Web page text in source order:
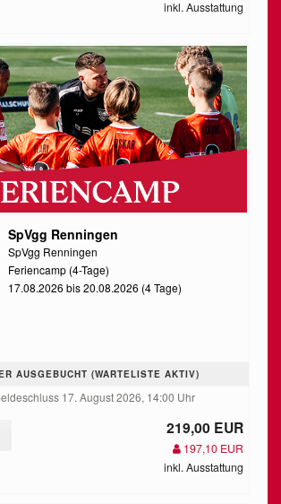
inkl. Ausstattung
SpVgg Renningen
SpVgg Renningen
Feriencamp (4-Tage)
17.08.2026 bis 20.08.2026 (4 Tage)
AUSGEBUCHT (WARTELISTE AKTIV)
17. August 2026, 14:00 Uhr
219,00 EUR
197,10 EUR
inkl. Ausstattung